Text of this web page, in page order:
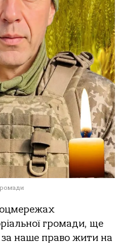
громади, ще
наше право жити на